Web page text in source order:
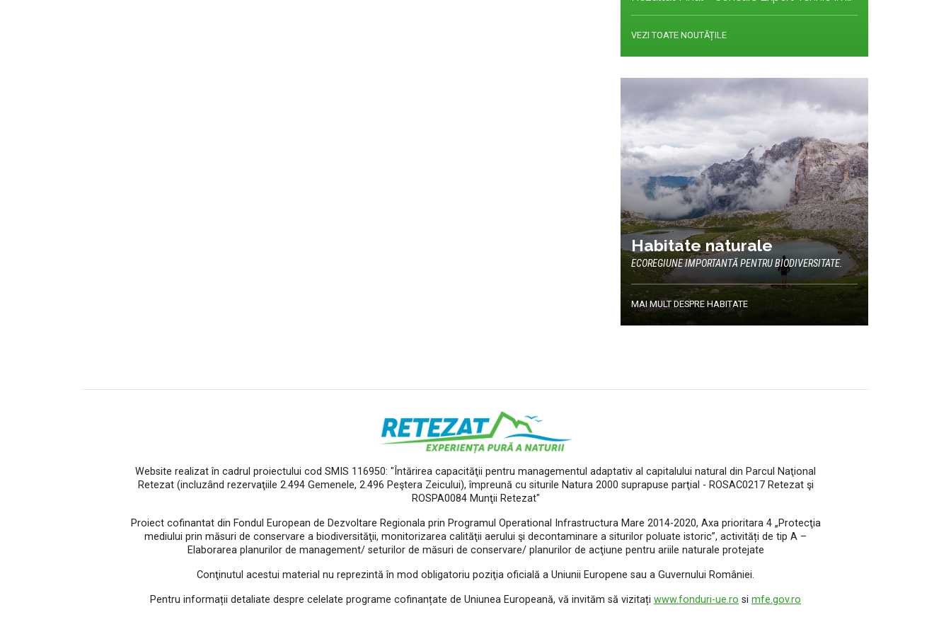
VEZI TOATE NOUTĂȚILE
Habitate naturale
ECOREGIUNE IMPORTANTĂ PENTRU BIODIVERSITATE.
MAI MULT DESPRE HABITATE
Website realizat în cadrul proiectului cod SMIS 116950: "Întărirea capacităţii pentru managementul adaptativ al capitalului natural din Parcul Naţional
Retezat (incluzând rezervaţiile 2.494 Gemenele, 2.496 Peştera Zeicului), împreună cu siturile Natura 2000 suprapuse parţial - ROSAC0217 Retezat şi
ROSPA0084 Munţii Retezat"
Proiect cofinantat din Fondul European de Dezvoltare Regionala prin Programul Operational Infrastructura Mare 2014-2020, Axa prioritara 4 „Protecţia
mediului prin măsuri de conservare a biodiversităţii, monitorizarea calităţii aerului şi decontaminare a siturilor poluate istoric”, activități de tip A –
Elaborarea planurilor de management/ seturilor de măsuri de conservare/ planurilor de acţiune pentru ariile naturale protejate
Conţinutul acestui material nu reprezintă în mod obligatoriu poziţia oficială a Uniunii Europene sau a Guvernului României.
Pentru informații detaliate despre celelate programe cofinanțate de Uniunea Europeană, vă invităm să vizitați www.fonduri-ue.ro si mfe.gov.ro